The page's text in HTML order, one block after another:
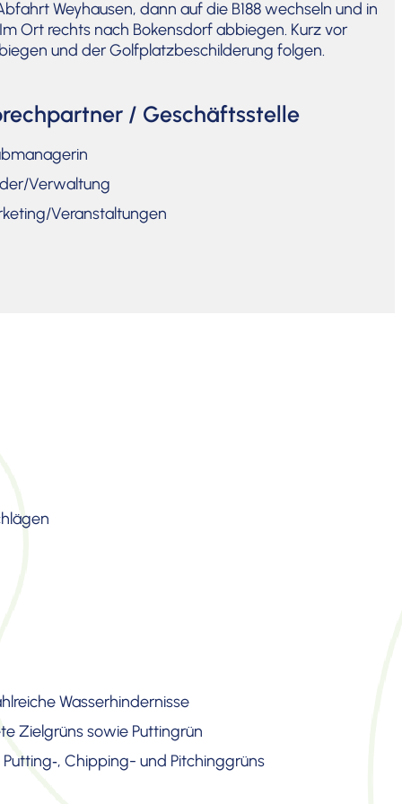
Weyhausen, dann auf die B188 wechseln und in
Ort rechts nach Bokens­dorf abbiegen. Kurz vor
und der Golfplatz­be­schil­de­rung folgen.
/ Geschäftsstelle
Verwaltung
Veranstaltungen
Wasser­hin­der­nisse
Zielgrüns sowie Puttin­grün
Chipping- und Pitching­grüns